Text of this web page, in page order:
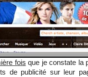
fois que je constate la
de publicité sur leur